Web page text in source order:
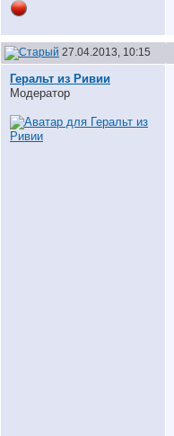
27.04.2013, 10:15
Геральт из Ривии
Модератор